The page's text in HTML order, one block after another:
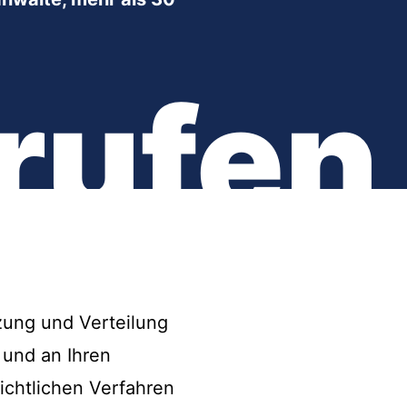
und Verteilung
an Ihren
Verfahren